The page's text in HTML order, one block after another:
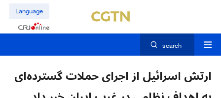
Language
search
ارتش اسرائیل از اجرای حملات گسترده‌ای